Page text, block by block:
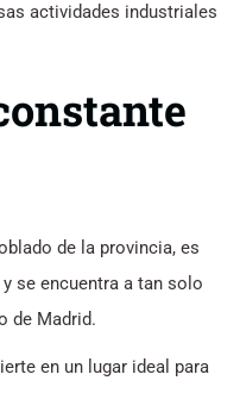
actividades industriales
de la provincia, es
se encuentra a tan solo
de Madrid.
en un lugar ideal para